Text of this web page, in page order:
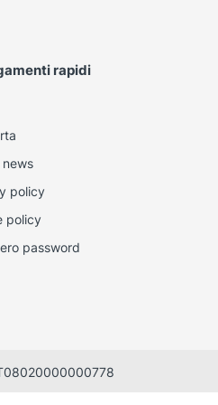
rapidi
news
policy
policy
password